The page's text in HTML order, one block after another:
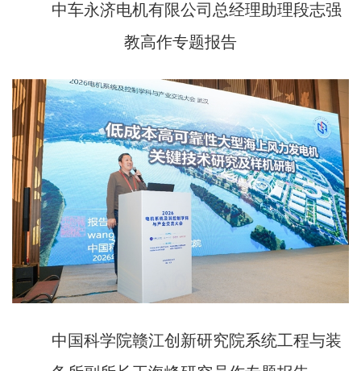
中车永济电机有限公司总经理助理段志强
教高作专题报告
中国科学院赣江创新研究院系统工程与装